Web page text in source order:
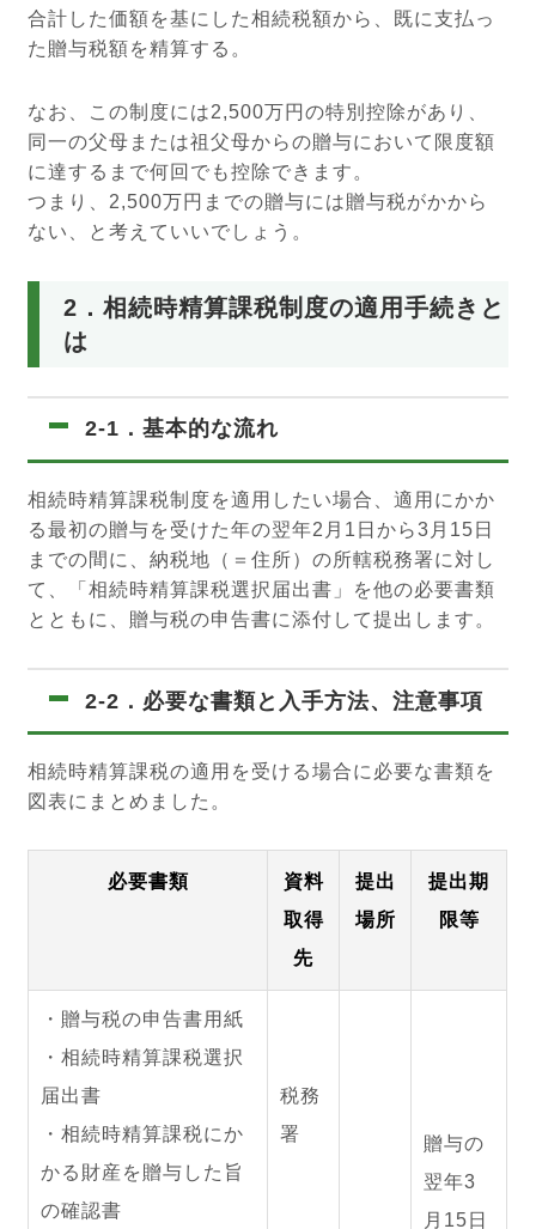
合計した価額を基にした相続税額から、既に支払っ
た贈与税額を精算する。
なお、この制度には2,500万円の特別控除があり、
同一の父母または祖父母からの贈与において限度額
に達するまで何回でも控除できます。
つまり、2,500万円までの贈与には贈与税がかから
ない、と考えていいでしょう。
2．相続時精算課税制度の適用手続きと
は
2-1．基本的な流れ
相続時精算課税制度を適用したい場合、適用にかか
る最初の贈与を受けた年の翌年2月1日から3月15日
までの間に、納税地（＝住所）の所轄税務署に対し
て、「相続時精算課税選択届出書」を他の必要書類
とともに、贈与税の申告書に添付して提出します。
2-2．必要な書類と入手方法、注意事項
相続時精算課税の適用を受ける場合に必要な書類を
図表にまとめました。
必要書類
資料
取得
先
提出
場所
提出期
限等
・贈与税の申告書用紙
・相続時精算課税選択
届出書
・相続時精算課税にか
かる財産を贈与した旨
の確認書
税務
署
贈与の
翌年3
月15日